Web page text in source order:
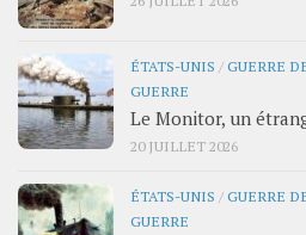
ÉTATS-UNIS /GUERRE
GUERRE
Le Monitor, un
20 JUILLET 2026
ÉTATS-UNIS /GUERRE
GUERRE